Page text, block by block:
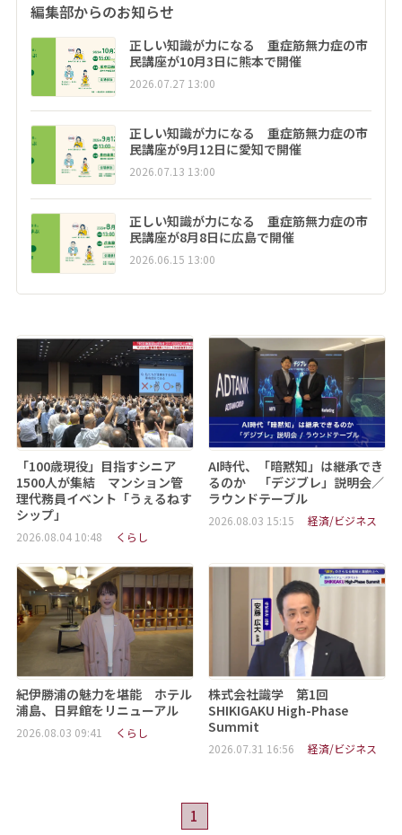
編集部からのお知らせ
正しい知識が力になる 重症筋無力症の市
民講座が10月3日に熊本で開催
2026.07.27 13:00
正しい知識が力になる 重症筋無力症の市
民講座が9月12日に愛知で開催
2026.07.13 13:00
正しい知識が力になる 重症筋無力症の市
民講座が8月8日に広島で開催
2026.06.15 13:00
「100歳現役」目指すシニア
1500人が集結 マンション管
理代務員イベント「うぇるねす
シップ」
2026.08.04 10:48 くらし
AI時代、「暗黙知」は継承でき
るのか 「デジブレ」説明会／
ラウンドテーブル
2026.08.03 15:15 経済/ビジネス
紀伊勝浦の魅力を堪能 ホテル
浦島、日昇館をリニューアル
2026.08.03 09:41 くらし
株式会社識学 第1回
SHIKIGAKU High-Phase
Summit
2026.07.31 16:56 経済/ビジネス
1